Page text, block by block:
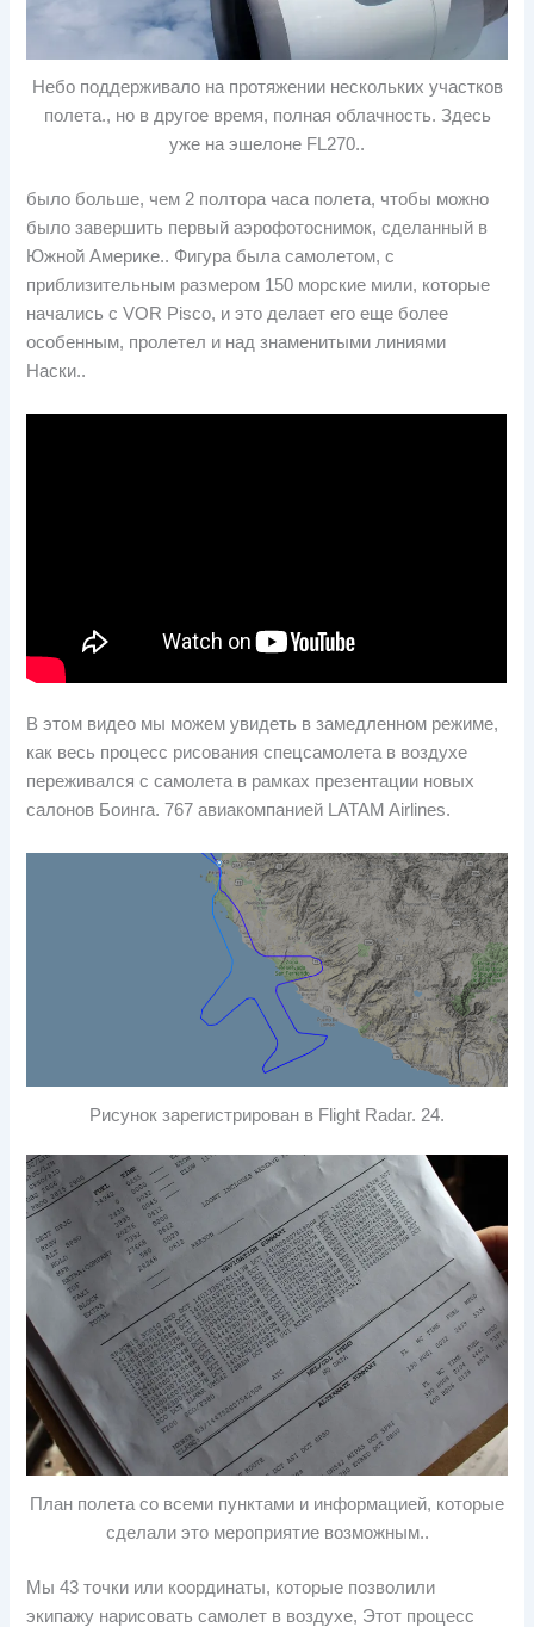
Небо поддерживало на протяжении нескольких участков
полета., но в другое время, полная облачность. Здесь
уже на эшелоне FL270..
было больше, чем 2 полтора часа полета, чтобы можно
было завершить первый аэрофотоснимок, сделанный в
Южной Америке.. Фигура была самолетом, с
приблизительным размером 150 морские мили, которые
начались с VOR Pisco, и это делает его еще более
особенным, пролетел и над знаменитыми линиями
Наски..
В этом видео мы можем увидеть в замедленном режиме,
как весь процесс рисования спецсамолета в воздухе
переживался с самолета в рамках презентации новых
салонов Боинга. 767 авиакомпанией LATAM Airlines.
Рисунок зарегистрирован в Flight Radar. 24.
План полета со всеми пунктами и информацией, которые
сделали это мероприятие возможным..
Мы 43 точки или координаты, которые позволили
экипажу нарисовать самолет в воздухе, Этот процесс